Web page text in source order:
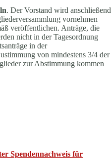
. Der Vorstand wird anschließend
vornehmen
veröffentlichen. Anträge, die
nicht in der Tagesordnung
in der
von mindestens 3/4 der
zur Abstimmung kommen
Spendennachweis für